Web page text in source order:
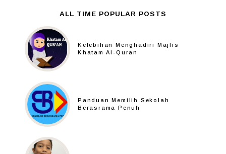
ALL TIME POPULAR POSTS
Kelebihan Menghadiri Majlis
Khatam Al-Quran
Panduan Memilih Sekolah
Berasrama Penuh